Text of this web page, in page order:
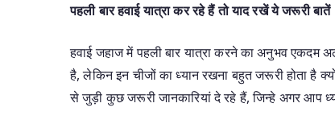
पहली बार हवाई यात्रा कर रहे हैं तो याद रखें ये जरूरी बातें
हवाई जहाज में पहली बार यात्रा करने का अनुभव एकदम
है, लेकिन इन चीजों का ध्यान रखना बहुत जरूरी होता है
से जुड़ी कुछ जरूरी जानकारियां दे रहे हैं, जिन्हे अगर आप